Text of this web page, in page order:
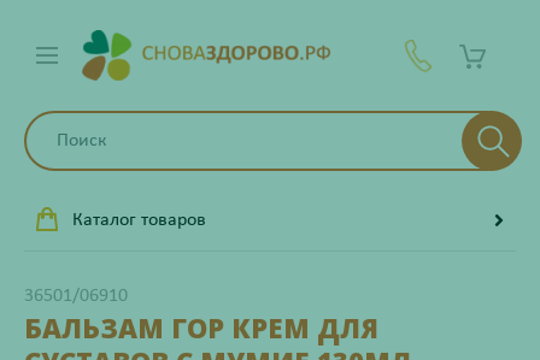
Каталог товаров
36501/06910
БАЛЬЗАМ ГОР КРЕМ ДЛЯ